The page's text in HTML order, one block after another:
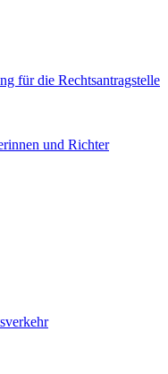
für die Rechtsantragstelle
und Richter